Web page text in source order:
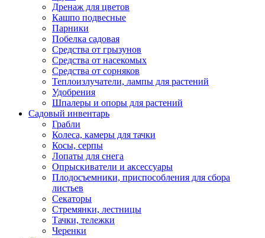
Дренаж для цветов
Кашпо подвесные
Парники
Побелка садовая
Средства от грызунов
Средства от насекомых
Средства от сорняков
Теплоизлучатели, лампы для растений
Удобрения
Шпалеры и опоры для растений
Садовый инвентарь
Грабли
Колеса, камеры для тачки
Косы, серпы
Лопаты для снега
Опрыскиватели и аксессуары
Плодосъемники, приспособления для сбора
листьев
Секаторы
Стремянки, лестницы
Тачки, тележки
Черенки